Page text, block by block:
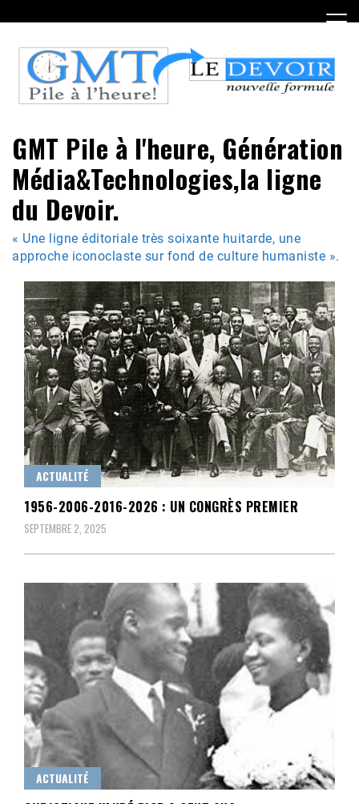
to
content
GMT Pile à l'heure, Génération
Média&Technologies,la ligne
du Devoir.
« Une ligne éditoriale très soixante huitarde, une
approche iconoclaste sur fond de culture humaniste ».
ACTUALITÉ
1956-2006-2016-2026 : UN CONGRÈS PREMIER
SEPTEMBRE 2, 2025
ACTUALITÉ